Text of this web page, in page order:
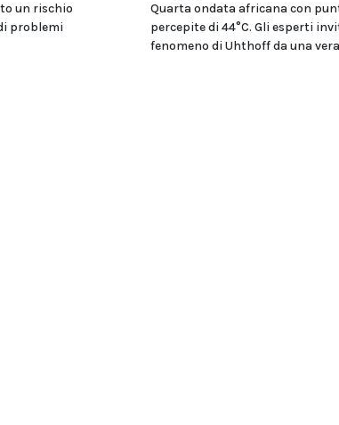
un rischio
problemi
Quarta ondata africana con
percepite di 44°C. Gli esperti
fenomeno di Uhthoff da una